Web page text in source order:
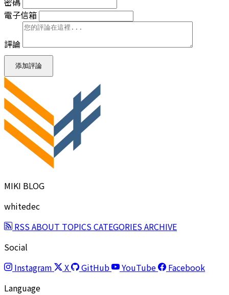
電子信箱
評論
添加評論
MIKI BLOG
whitedec
RSSABOUT TOPICSCATEGORIESARCHIVE
Social
Instagram
X GitHub YouTube
Facebook
Language